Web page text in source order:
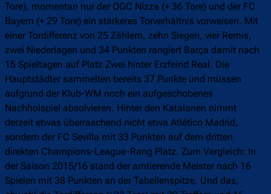
Tore), momentan nur der OGC Nizza (+ 36 Tore) und der FC
Bayern (+ 29 Tore) ein stärkeres Torverhältnis vorweisen. Mit
einer Tordifferenz von 25 Zählern, zehn Siegen, vier Remis,
zwei Niederlagen und 34 Punkten rangiert Barça damit nach
15 Spieltagen auf Platz Zwei hinter Erzfeind Real. Die
Hauptstädter sammelten bereits 37 Punkte und müssen
aufgrund der Klub-WM noch ein aufgeschobenes
Nachholspiel absolvieren. Hinter den Katalanen nimmt
derzeit etwas überraschend nicht etwa Atlético Madrid,
sondern der FC Sevilla mit 33 Punkten auf dem dritten
direkten Champions-League-Rang Platz. Zum Vergleich: In
der Saison 2015/16 stand der amtierende Meister nach 16
Spielen mit 38 Punkten an der Tabellenspitze. Und das,